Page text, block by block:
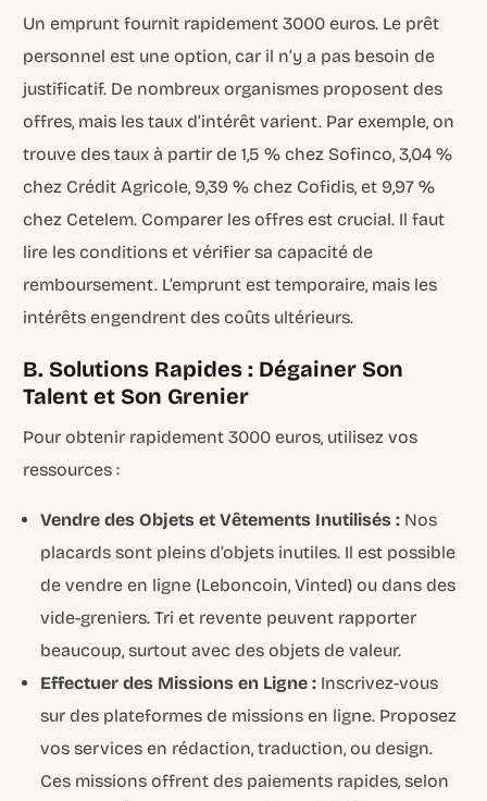
Un emprunt fournit rapidement 3000 euros. Le prêt
personnel est une option, car il n’y a pas besoin de
justificatif. De nombreux organismes proposent des
offres, mais les taux d’intérêt varient. Par exemple, on
trouve destaux à partir de 1,5 % chez Sofinco, 3,04 %
chez Crédit Agricole, 9,39 % chez Cofidis, et 9,97 %
chez Cetelem. Comparer les offres est crucial. Il faut
lire les conditions et vérifier sa capacité de
remboursement. L’emprunt est temporaire, mais les
intérêts engendrent des coûts ultérieurs.
B. Solutions Rapides : Dégainer Son
Talent et Son Grenier
Pour obtenir rapidement 3000 euros, utilisez vos
ressources :
Vendre des Objets et Vêtements Inutilisés : Nos
placards sont pleins d’objets inutiles. Il est possible
de vendre en ligne (Leboncoin, Vinted) ou dans des
vide-greniers. Tri et revente peuvent rapporter
beaucoup, surtout avec des objets de valeur.
Effectuer des Missions en Ligne : Inscrivez-vous
sur des plateformes de missions en ligne. Proposez
vos services en rédaction, traduction, ou design.
Ces missions offrent des paiements rapides, selon